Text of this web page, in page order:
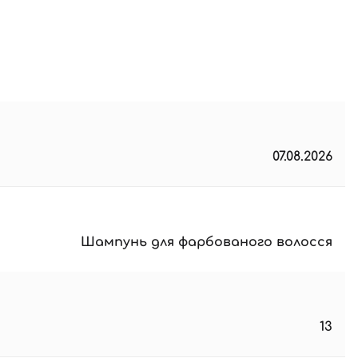
07.08.2026
Шампунь для фарбованого волосся
13